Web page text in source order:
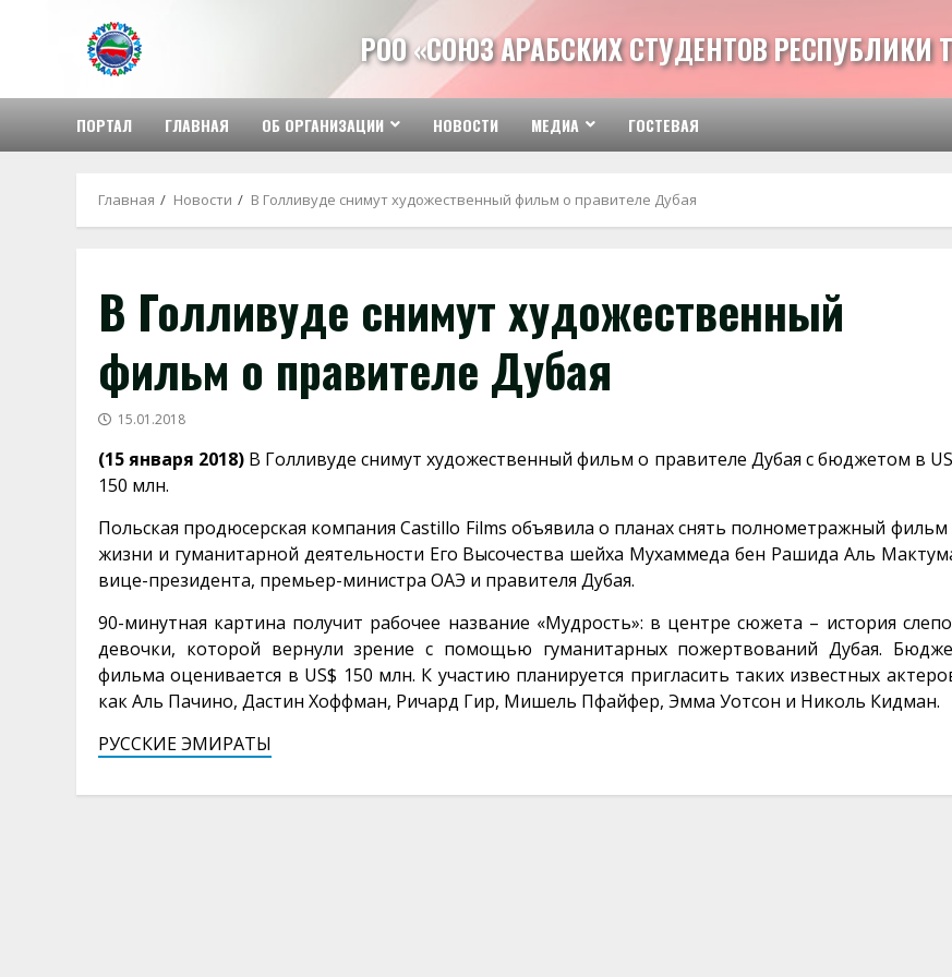
содержимому
РОО «СОЮЗ АРАБСКИХ СТУДЕНТОВ РЕСПУБЛИКИ
ПОРТАЛ ГЛАВНАЯ ОБ ОРГАНИЗАЦИИ НОВОСТИ МЕДИА ГОСТЕВАЯ
Главная Новости В Голливуде снимут художественный фильм о правителе Дубая
В Голливуде снимут художественный
фильм о правителе Дубая
15.01.2018
(15 января 2018) В Голливуде снимут художественный фильм о правителе Дубая с бюджетом в
150 млн.
Польская продюсерская компания Castillo Films объявила о планах снять полнометражный фильм
жизни и гуманитарной деятельности Его Высочества шейха Мухаммеда бен Рашида Аль
вице-президента, премьер-министра ОАЭ и правителя Дубая.
90-минутная картина получит рабочее название «Мудрость»: в центре сюжета – история
девочки, которой вернули зрение с помощью гуманитарных пожертвований Дубая.
фильма оценивается в US$ 150 млн. К участию планируется пригласить таких известных
как Аль Пачино, Дастин Хоффман, Ричард Гир, Мишель Пфайфер, Эмма Уотсон и Николь Кидман.
РУССКИЕ ЭМИРАТЫ